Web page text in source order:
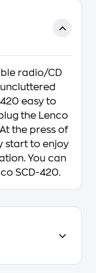
radio/CD
easy to
the Lenco
the press of
start to enjoy
You can
SCD-420.